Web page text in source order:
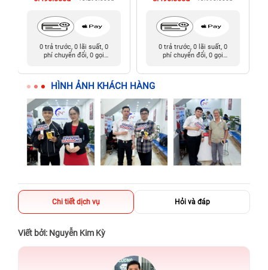
0 trả trước, 0 lãi suất, 0
phí chuyển đổi, 0 gọi
0 trả trước, 0 lãi suất, 0
phí chuyển đổi, 0 gọi
HÌNH ẢNH KHÁCH HÀNG
Chi tiết dịch vụ Hỏi và đáp
Viết bởi: Nguyễn Kim Kỳ